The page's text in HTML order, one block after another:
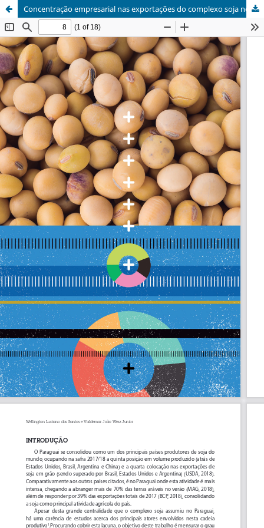
Concentração empresarial nas exportações do complexo soja no Paraguai (2000-2016)